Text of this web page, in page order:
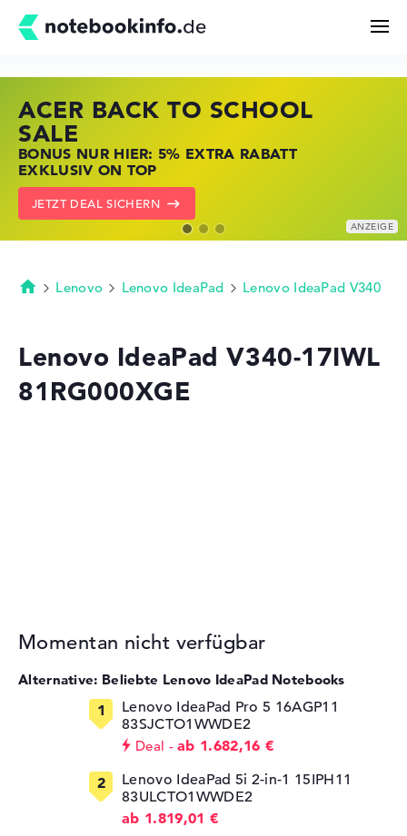
Kaufberatung
Technik & Wissen
Deals
Merkzettel
ACER BACK TO SCHOOL
SALE
BONUS NUR HIER: 5% EXTRA RABATT
EXKLUSIV ON TOP
JETZT DEAL SICHERN
HP STORE SSV DEALS
JETZT ZUGREIFEN: NOTEBOOKS BEI HP
KRÄFTIG REDUZIERT
ZU DEN HP ANGEBOTEN
LENOVO LAPTOP DEALS
NOTEBOOKS BEI LENOVO JETZT
KRÄFTIG REDUZIERT
LENOVO DEALS ZEIGEN
Startseite
Lenovo Lenovo IdeaPad Lenovo IdeaPad V340
Lenovo IdeaPad V340-17IWL
81RG000XGE
Momentan nicht verfügbar
Alternative: Beliebte Lenovo IdeaPad Notebooks
Lenovo IdeaPad Pro 5 16AGP11
83SJCTO1WWDE2
Deal
ab 1.682,16 €
Lenovo IdeaPad 5i 2-in-1 15IPH11
83ULCTO1WWDE2
ab 1.819,01 €